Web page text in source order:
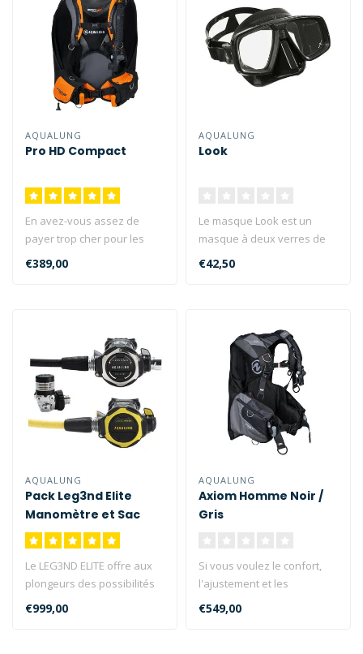
AQUALUNG
Pro HD Compact
En avez-vous assez de
payer trop cher pour les
bagages ? Ce gilet
stabilisateur ..
€389,00
AQUALUNG
Look
Le masque Look est un
masque à deux verres de
style classique et robuste,
tandi..
€42,50
AQUALUNG
Pack Leg3nd Elite
Manomètre et Sac
Pack
Le LEG3ND ELITE offre aux
plongeurs des possibilités
inégalées en offrant une..
€999,00
AQUALUNG
Axiom Homme Noir /
Gris
Si vous voulez le confort,
l'ajustement et les
performances parfaits pour
votre ..
€549,00